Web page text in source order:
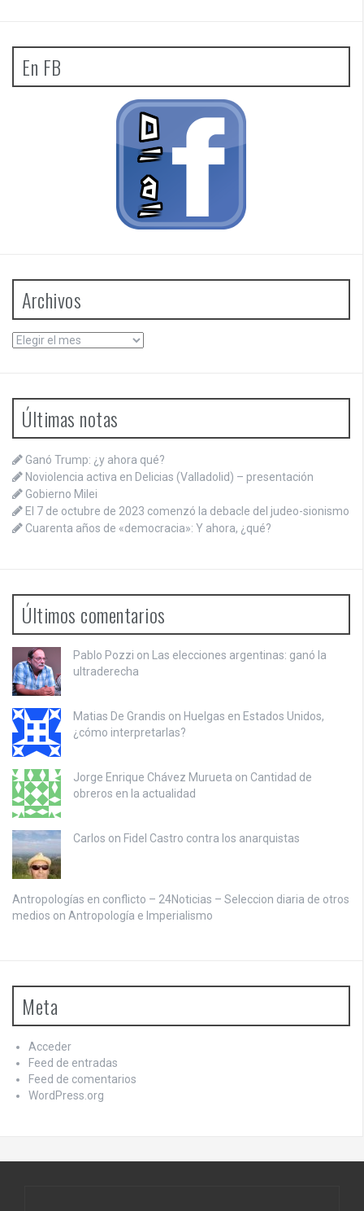
En FB
Archivos
Archivos
Últimas notas
Ganó Trump: ¿y ahora qué?
Noviolencia activa en Delicias (Valladolid) – presentación
Gobierno Milei
El 7 de octubre de 2023 comenzó la debacle del judeo-sionismo
Cuarenta años de «democracia»: Y ahora, ¿qué?
Últimos comentarios
Pablo Pozzi on
Las elecciones argentinas: ganó la
ultraderecha
Matias De Grandis on Huelgas en Estados Unidos,
¿cómo interpretarlas?
Jorge Enrique Chávez Murueta on Cantidad de
obreros en la actualidad
Carlos on Fidel Castro contra los anarquistas
Antropologías en conflicto – 24Noticias – Seleccion diaria de otros
medios on Antropología e Imperialismo
Meta
Acceder
Feed de entradas
Feed de comentarios
WordPress.org